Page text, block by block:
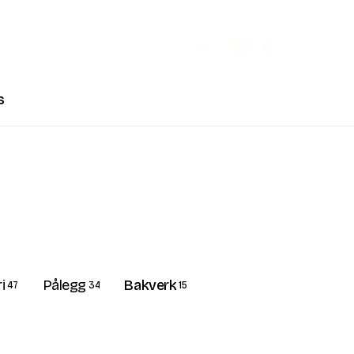
47 Pålegg 34 Bakverk 15